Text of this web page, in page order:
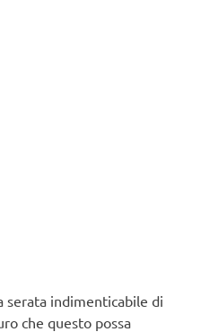
serata indimenticabile di
che questo possa